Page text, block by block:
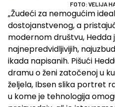
FOTO: VELIJA
„Žudeći za nemogućim
dostojanstvenog, a
modernom društvu, Hedda
najnepredvidljivijih,
ikada napisanih. Pišući
dramu o ženi zatočenoj u
željela, Ibsen slika portret
u kome je tehnologija